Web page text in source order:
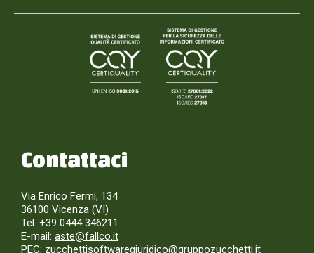
Contattaci
Via Enrico Fermi, 134
36100 Vicenza (VI)
Tel. +39 0444 346211
E-mail: aste@fallco.it
PEC: zucchettisoftwaregiuridico@gruppozucchetti.it